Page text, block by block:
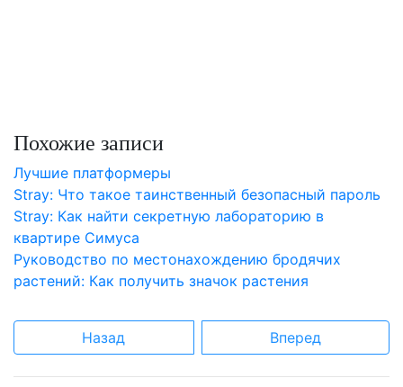
Похожие записи
Лучшие платформеры
Stray: Что такое таинственный безопасный пароль
Stray: Как найти секретную лабораторию в
квартире Симуса
Руководство по местонахождению бродячих
растений: Как получить значок растения
Назад Вперед